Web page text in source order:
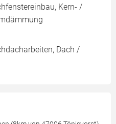
Kern- /
Dach /